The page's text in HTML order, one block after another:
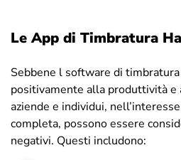
Le App di Timbratura
Sebbene l software di
positivamente alla produttività e
aziende e individui,
completa, possono essere
negativi. Questi includono: